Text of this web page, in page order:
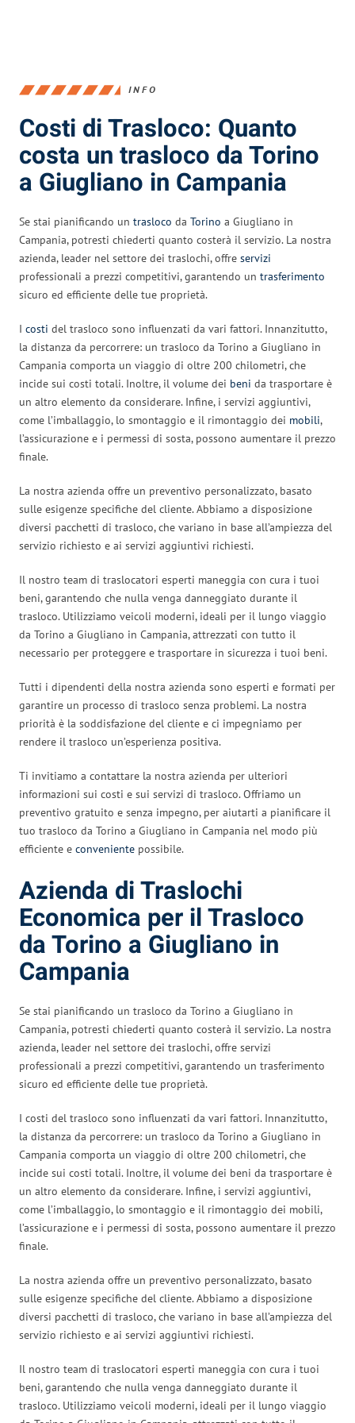
INFO
Costi di Trasloco: Quanto
costa un trasloco da Torino
a Giugliano in Campania
Se stai pianificando un trasloco da Torino a Giugliano in
Campania, potresti chiederti quanto costerà il servizio. La nostra
azienda, leader nel settore dei traslochi, offre servizi
professionali a prezzi competitivi, garantendo un trasferimento
sicuro ed efficiente delle tue proprietà.
I costi del trasloco sono influenzati da vari fattori. Innanzitutto,
la distanza da percorrere: un trasloco da Torino a Giugliano in
Campania comporta un viaggio di oltre 200 chilometri, che
incide sui costi totali. Inoltre, il volume dei beni da trasportare è
un altro elemento da considerare. Infine, i servizi aggiuntivi,
come l’imballaggio, lo smontaggio e il rimontaggio dei mobili,
l’assicurazione e i permessi di sosta, possono aumentare il prezzo
finale.
La nostra azienda offre un preventivo personalizzato, basato
sulle esigenze specifiche del cliente. Abbiamo a disposizione
diversi pacchetti di trasloco, che variano in base all’ampiezza del
servizio richiesto e ai servizi aggiuntivi richiesti.
Il nostro team di traslocatori esperti maneggia con cura i tuoi
beni, garantendo che nulla venga danneggiato durante il
trasloco. Utilizziamo veicoli moderni, ideali per il lungo viaggio
da Torino a Giugliano in Campania, attrezzati con tutto il
necessario per proteggere e trasportare in sicurezza i tuoi beni.
Tutti i dipendenti della nostra azienda sono esperti e formati per
garantire un processo di trasloco senza problemi. La nostra
priorità è la soddisfazione del cliente e ci impegniamo per
rendere il trasloco un’esperienza positiva.
Ti invitiamo a contattare la nostra azienda per ulteriori
informazioni sui costi e sui servizi di trasloco. Offriamo un
preventivo gratuito e senza impegno, per aiutarti a pianificare il
tuo trasloco da Torino a Giugliano in Campania nel modo più
efficiente e conveniente possibile.
Azienda di Traslochi
Economica per il Trasloco
da Torino a Giugliano in
Campania
Se stai pianificando un trasloco da Torino a Giugliano in
Campania, potresti chiederti quanto costerà il servizio. La nostra
azienda, leader nel settore dei traslochi, offre servizi
professionali a prezzi competitivi, garantendo un trasferimento
sicuro ed efficiente delle tue proprietà.
I costi del trasloco sono influenzati da vari fattori. Innanzitutto,
la distanza da percorrere: un trasloco da Torino a Giugliano in
Campania comporta un viaggio di oltre 200 chilometri, che
incide sui costi totali. Inoltre, il volume dei beni da trasportare è
un altro elemento da considerare. Infine, i servizi aggiuntivi,
come l’imballaggio, lo smontaggio e il rimontaggio dei mobili,
l’assicurazione e i permessi di sosta, possono aumentare il prezzo
finale.
La nostra azienda offre un preventivo personalizzato, basato
sulle esigenze specifiche del cliente. Abbiamo a disposizione
diversi pacchetti di trasloco, che variano in base all’ampiezza del
servizio richiesto e ai servizi aggiuntivi richiesti.
Il nostro team di traslocatori esperti maneggia con cura i tuoi
beni, garantendo che nulla venga danneggiato durante il
trasloco. Utilizziamo veicoli moderni, ideali per il lungo viaggio